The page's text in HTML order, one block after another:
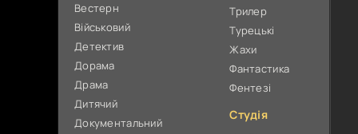
Вестерн
Військовий
Детектив
Дорама
Драма
Дитячий
Документальний
Трилер
Турецькі
Жахи
Фантастика
Фентезі
Студія